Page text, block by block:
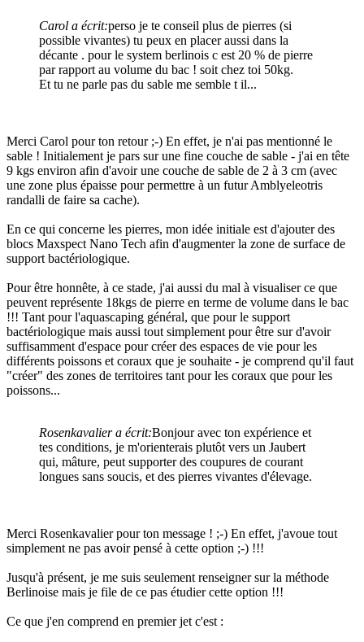
Carol a écrit:perso je te conseil plus de pierres (si
possible vivantes) tu peux en placer aussi dans la
décante . pour le system berlinois c est 20 % de pierre
par rapport au volume du bac ! soit chez toi 50kg.
Et tu ne parle pas du sable me semble t il...
Merci Carol pour ton retour ;-) En effet, je n'ai pas mentionné le
sable ! Initialement je pars sur une fine couche de sable - j'ai en tête
9 kgs environ afin d'avoir une couche de sable de 2 à 3 cm (avec
une zone plus épaisse pour permettre à un futur Amblyeleotris
randalli de faire sa cache).
En ce qui concerne les pierres, mon idée initiale est d'ajouter des
blocs Maxspect Nano Tech afin d'augmenter la zone de surface de
support bactériologique.
Pour être honnête, à ce stade, j'ai aussi du mal à visualiser ce que
peuvent représente 18kgs de pierre en terme de volume dans le bac
!!! Tant pour l'aquascaping général, que pour le support
bactériologique mais aussi tout simplement pour être sur d'avoir
suffisamment d'espace pour créer des espaces de vie pour les
différents poissons et coraux que je souhaite - je comprend qu'il faut
"créer" des zones de territoires tant pour les coraux que pour les
poissons...
Rosenkavalier a écrit:Bonjour avec ton expérience et
tes conditions, je m'orienterais plutôt vers un Jaubert
qui, mâture, peut supporter des coupures de courant
longues sans soucis, et des pierres vivantes d'élevage.
Merci Rosenkavalier pour ton message ! ;-) En effet, j'avoue tout
simplement ne pas avoir pensé à cette option ;-) !!!
Jusqu'à présent, je me suis seulement renseigner sur la méthode
Berlinoise mais je file de ce pas étudier cette option !!!
Ce que j'en comprend en premier jet c'est :